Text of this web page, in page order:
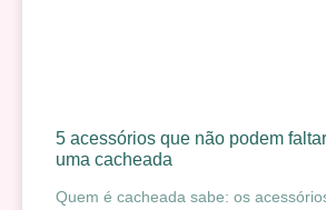
5 acessórios que não podem
uma cacheada
Quem é cacheada sabe: os